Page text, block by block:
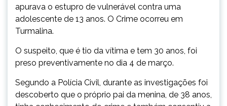
apurava o estupro de vulnerável contra uma
adolescente de 13 anos. O Crime ocorreu em
Turmalina.
O suspeito, que é tio da vítima e tem 30 anos, foi
preso preventivamente no dia 4 de março.
Segundo a Polícia Civil, durante as investigações foi
descoberto que o próprio pai da menina, de 38 anos,